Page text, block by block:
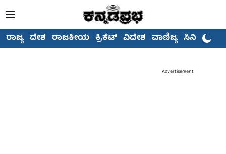
ರಾಜ್ಯ ದೇಶ ರಾಜಕೀಯ ಕ್ರಿಕೆಟ್ ವಿದೇಶ ವಾಣಿಜ್ಯ ಸಿನಿಮಾ
Advertisement